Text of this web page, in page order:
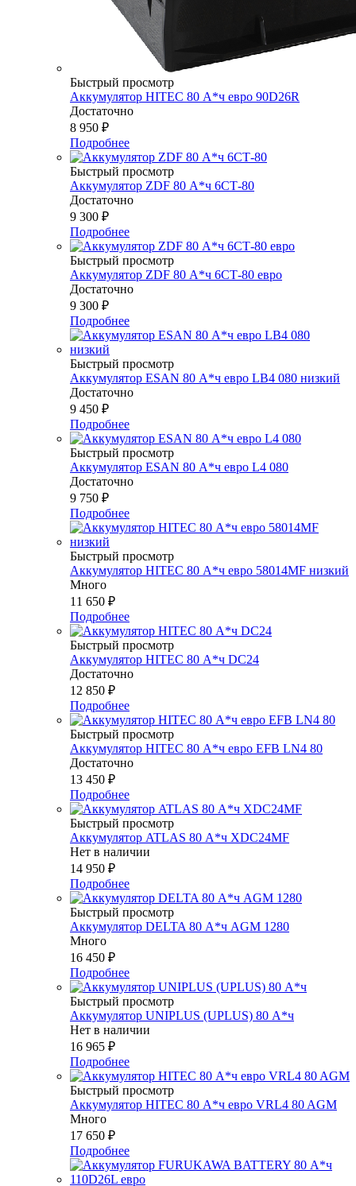
Быстрый просмотр
Аккумулятор HITEC 80 А*ч евро 90D26R
Достаточно
8 950 ₽
Подробнее
Быстрый просмотр
Аккумулятор ZDF 80 А*ч 6СТ-80
Достаточно
9 300 ₽
Подробнее
Быстрый просмотр
Аккумулятор ZDF 80 А*ч 6СТ-80 евро
Достаточно
9 300 ₽
Подробнее
Быстрый просмотр
Аккумулятор ESAN 80 А*ч евро LB4 080 низкий
Достаточно
9 450 ₽
Подробнее
Быстрый просмотр
Аккумулятор ESAN 80 А*ч евро L4 080
Достаточно
9 750 ₽
Подробнее
Быстрый просмотр
Аккумулятор HITEC 80 А*ч евро 58014MF низкий
Много
11 650 ₽
Подробнее
Быстрый просмотр
Аккумулятор HITEC 80 А*ч DC24
Достаточно
12 850 ₽
Подробнее
Быстрый просмотр
Аккумулятор HITEC 80 А*ч евро EFB LN4 80
Достаточно
13 450 ₽
Подробнее
Быстрый просмотр
Аккумулятор ATLAS 80 А*ч XDC24MF
Нет в наличии
14 950 ₽
Подробнее
Быстрый просмотр
Аккумулятор DELTA 80 А*ч AGM 1280
Много
16 450 ₽
Подробнее
Быстрый просмотр
Аккумулятор UNIPLUS (UPLUS) 80 А*ч
Нет в наличии
16 965 ₽
Подробнее
Быстрый просмотр
Аккумулятор HITEC 80 А*ч евро VRL4 80 AGM
Много
17 650 ₽
Подробнее